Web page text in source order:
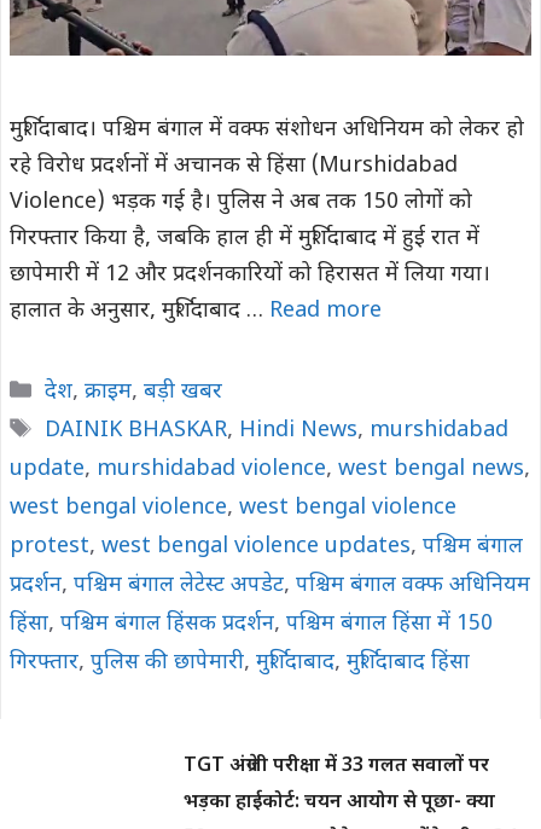
मुर्शिदाबाद। पश्चिम बंगाल में वक्फ संशोधन अधिनियम को लेकर हो
रहे विरोध प्रदर्शनों में अचानक से हिंसा (Murshidabad
Violence) भड़क गई है। पुलिस ने अब तक 150 लोगों को
गिरफ्तार किया है, जबकि हाल ही में मुर्शिदाबाद में हुई रात में
छापेमारी में 12 और प्रदर्शनकारियों को हिरासत में लिया गया।
हालात के अनुसार, मुर्शिदाबाद … Read more
Categories
देश, क्राइम, बड़ी खबर
Tags
DAINIK BHASKAR, Hindi News, murshidabad
update, murshidabad violence, west bengal news,
west bengal violence, west bengal violence
protest, west bengal violence updates, पश्चिम बंगाल
प्रदर्शन, पश्चिम बंगाल लेटेस्ट अपडेट, पश्चिम बंगाल वक्फ अधिनियम
हिंसा, पश्चिम बंगाल हिंसक प्रदर्शन, पश्चिम बंगाल हिंसा में 150
गिरफ्तार, पुलिस की छापेमारी, मुर्शिदाबाद, मुर्शिदाबाद हिंसा
TGT अंग्रेजी परीक्षा में 33 गलत सवालों पर
भड़का हाईकोर्ट: चयन आयोग से पूछा- क्या